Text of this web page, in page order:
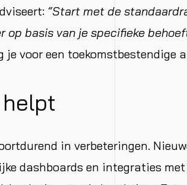
“Start met de
op basis van je specifieke
je voor een toekomstbestendige
helpt
in verbeteringen.
dashboards en integraties